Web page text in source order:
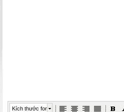
Kích thước font